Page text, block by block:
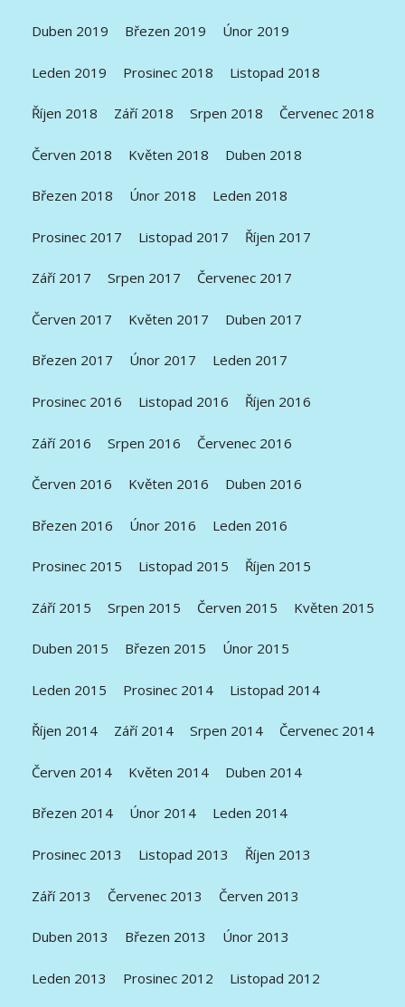
Duben 2019 Březen 2019 Únor 2019
Leden 2019 Prosinec 2018 Listopad 2018
Říjen 2018 Září 2018 Srpen 2018 Červenec 2018
Červen 2018 Květen 2018 Duben 2018
Březen 2018 Únor 2018 Leden 2018
Prosinec 2017 Listopad 2017 Říjen 2017
Září 2017 Srpen 2017 Červenec 2017
Červen 2017 Květen 2017 Duben 2017
Březen 2017 Únor 2017 Leden 2017
Prosinec 2016 Listopad 2016 Říjen 2016
Září 2016 Srpen 2016 Červenec 2016
Červen 2016 Květen 2016 Duben 2016
Březen 2016 Únor 2016 Leden 2016
Prosinec 2015 Listopad 2015 Říjen 2015
Září 2015 Srpen 2015 Červen 2015 Květen 2015
Duben 2015 Březen 2015 Únor 2015
Leden 2015 Prosinec 2014 Listopad 2014
Říjen 2014 Září 2014 Srpen 2014 Červenec 2014
Červen 2014 Květen 2014 Duben 2014
Březen 2014 Únor 2014 Leden 2014
Prosinec 2013 Listopad 2013 Říjen 2013
Září 2013 Červenec 2013 Červen 2013
Duben 2013 Březen 2013 Únor 2013
Leden 2013 Prosinec 2012 Listopad 2012